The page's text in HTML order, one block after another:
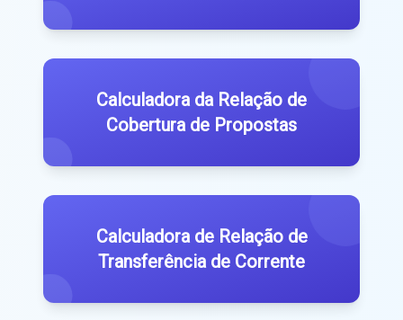
Calculadora da Relação de
Cobertura de Propostas
Calculadora de Relação de
Transferência de Corrente